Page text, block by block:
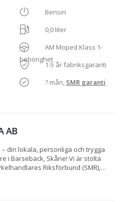
Bensin
0,0 liter
AM Moped Klass 1-
behörighet
1-5 år fabriksgaranti
? mån, SMR garanti
AB
din lokala, personliga och trygga
i Barsebäck, Skåne! Vi är stolta
Riksförbund (SMR),
När du handlar hos